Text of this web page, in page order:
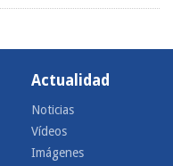
Actualidad
Noticias
Vídeos
Imágenes